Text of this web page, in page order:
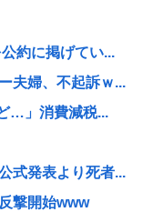
約に掲げてい...
夫婦、不起訴ｗ...
…」消費減税...
式発表より死者...
撃開始www